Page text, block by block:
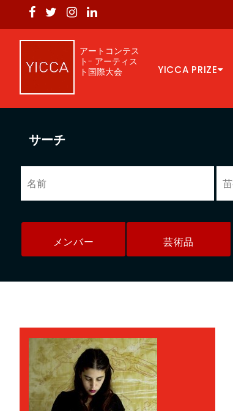
アートコンテス
ト- アーティス
ト国際大会
YICCA PRIZE
サーチ
メンバー 芸術品